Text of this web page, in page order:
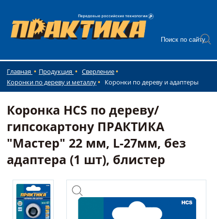
Главная Продукция
Сверление
Коронки по дереву и металлу
Коронки по дереву и адаптеры
Коронка HCS по дереву/
гипсокартону ПРАКТИКА
"Мастер" 22 мм, L-27мм, без
адаптера (1 шт), блистер